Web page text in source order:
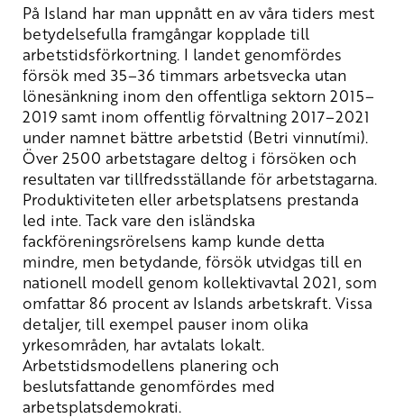
På Island har man uppnått en av våra tiders mest
betydelsefulla framgångar kopplade till
arbetstidsförkortning. I landet genomfördes
försök med 35–36 timmars arbetsvecka utan
lönesänkning inom den offentliga sektorn 2015–
2019 samt inom offentlig förvaltning 2017–2021
under namnet bättre arbetstid (Betri vinnutími).
Över 2500 arbetstagare deltog i försöken och
resultaten var tillfredsställande för arbetstagarna.
Produktiviteten eller arbetsplatsens prestanda
led inte. Tack vare den isländska
fackföreningsrörelsens kamp kunde detta
mindre, men betydande, försök utvidgas till en
nationell modell genom kollektivavtal 2021, som
omfattar 86 procent av Islands arbetskraft. Vissa
detaljer, till exempel pauser inom olika
yrkesområden, har avtalats lokalt.
Arbetstidsmodellens planering och
beslutsfattande genomfördes med
arbetsplatsdemokrati.